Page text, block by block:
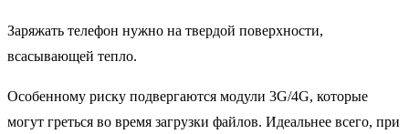
Заряжать телефон нужно на твердой поверхности,
всасывающей тепло.
Особенному риску подвергаются модули 3G/4G, которые
могут греться во время загрузки файлов. Идеальнее всего, при